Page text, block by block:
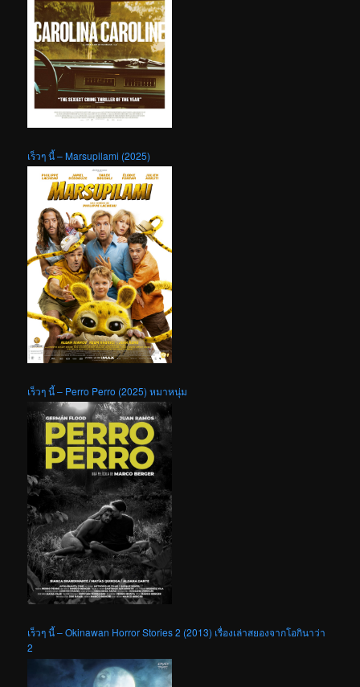
เร็วๆ นี้ – Marsupilami (2025)
เร็วๆ นี้ – Perro Perro (2025) หมาหนุ่ม
เร็วๆ นี้ – Okinawan Horror Stories 2 (2013) เรื่องเล่าสยองจากโอกินาว่า
2